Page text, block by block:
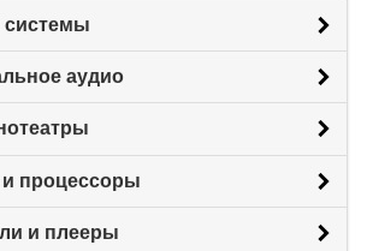
системы
аудио
процессоры
и плееры